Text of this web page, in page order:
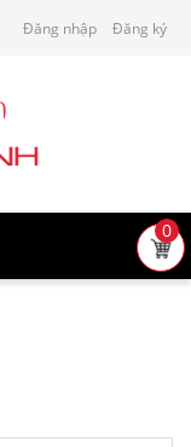
Đăng nhập Đăng ký
0